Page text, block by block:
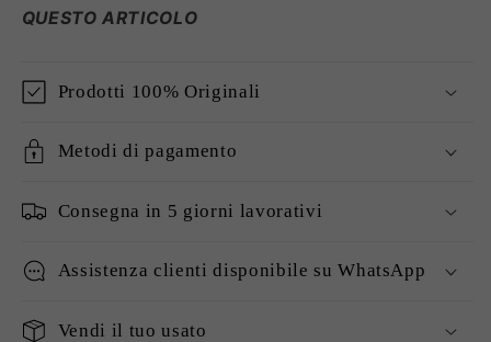
QUESTO ARTICOLO
Prodotti 100% Originali
Metodi di pagamento
Consegna in 5 giorni lavorativi
Assistenza clienti disponibile su WhatsApp
Vendi il tuo usato